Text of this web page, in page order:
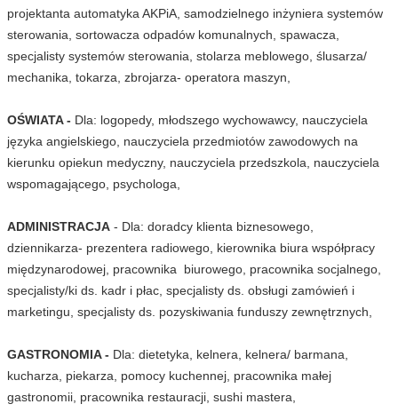
projektanta automatyka AKPiA, samodzielnego inżyniera systemów
sterowania, sortowacza odpadów komunalnych, spawacza,
specjalisty systemów sterowania, stolarza meblowego, ślusarza/
mechanika, tokarza, zbrojarza- operatora maszyn,
OŚWIATA - Dla: logopedy, młodszego wychowawcy, nauczyciela
języka angielskiego, nauczyciela przedmiotów zawodowych na
kierunku opiekun medyczny, nauczyciela przedszkola, nauczyciela
wspomagającego, psychologa,
ADMINISTRACJA - Dla: doradcy klienta biznesowego,
dziennikarza- prezentera radiowego, kierownika biura współpracy
międzynarodowej, pracownika biurowego, pracownika socjalnego,
specjalisty/ki ds. kadr i płac, specjalisty ds. obsługi zamówień i
marketingu, specjalisty ds. pozyskiwania funduszy zewnętrznych,
GASTRONOMIA - Dla: dietetyka, kelnera, kelnera/ barmana,
kucharza, piekarza, pomocy kuchennej, pracownika małej
gastronomii, pracownika restauracji, sushi mastera,